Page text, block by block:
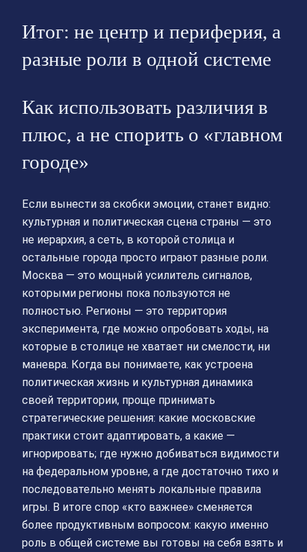
Итог: не центр и периферия, а
разные роли в одной системе
Как использовать различия в
плюс, а не спорить о «главном
городе»
Если вынести за скобки эмоции, станет видно:
культурная и политическая сцена страны — это
не иерархия, а сеть, в которой столица и
остальные города просто играют разные роли.
Москва — это мощный усилитель сигналов,
которыми регионы пока пользуются не
полностью. Регионы — это территория
эксперимента, где можно опробовать ходы, на
которые в столице не хватает ни смелости, ни
маневра. Когда вы понимаете, как устроена
политическая жизнь и культурная динамика
своей территории, проще принимать
стратегические решения: какие московские
практики стоит адаптировать, а какие —
игнорировать; где нужно добиваться видимости
на федеральном уровне, а где достаточно тихо и
последовательно менять локальные правила
игры. В итоге спор «кто важнее» сменяется
более продуктивным вопросом: какую именно
роль в общей системе вы готовы на себя взять и